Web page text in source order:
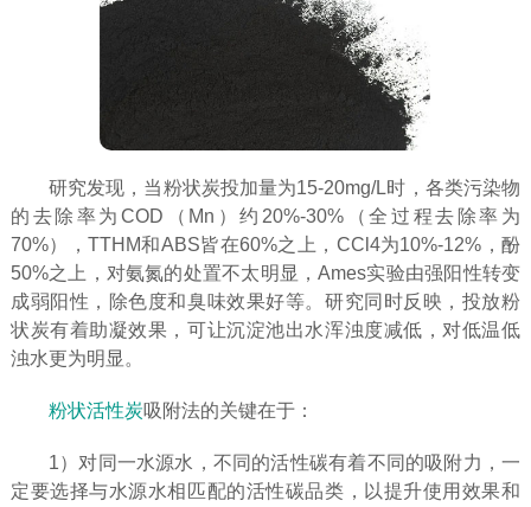
研究发现，当粉状炭投加量为15-20mg/L时，各类污染物
的去除率为COD（Mn）约20%-30%（全过程去除率为
70%），TTHM和ABS皆在60%之上，CCl4为10%-12%，酚
50%之上，对氨氮的处置不太明显，Ames实验由强阳性转变
成弱阳性，除色度和臭味效果好等。研究同时反映，投放粉
状炭有着助凝效果，可让沉淀池出水浑浊度减低，对低温低
浊水更为明显。
粉状活性炭吸附法的关键在于：
1）对同一水源水，不同的活性碳有着不同的吸附力，一
定要选择与水源水相匹配的活性碳品类，以提升使用效果和